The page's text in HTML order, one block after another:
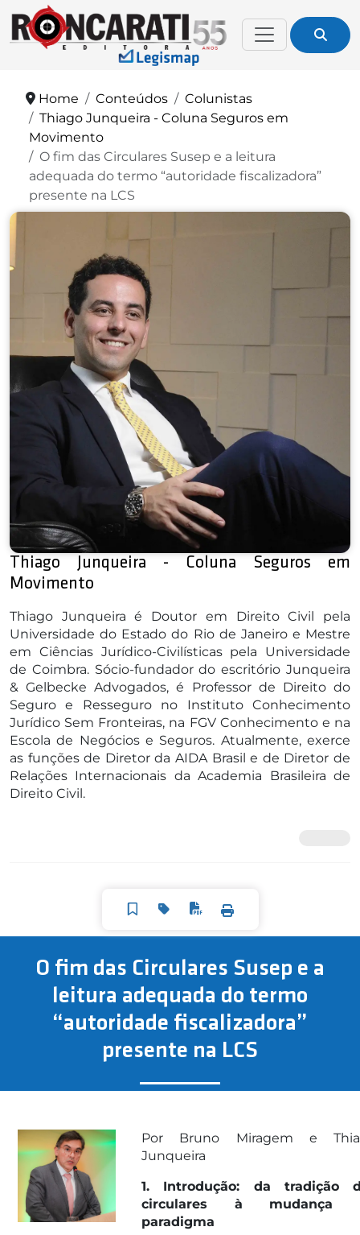
Home Conteúdos
Colunistas
Thiago Junqueira - Coluna Seguros em
Movimento
O fim das Circulares Susep e a leitura
adequada do termo “autoridade fiscalizadora”
presente na LCS
Thiago Junqueira - Coluna Seguros em
Movimento
Thiago Junqueira é Doutor em Direito Civil pela
Universidade do Estado do Rio de Janeiro e Mestre
em Ciências Jurídico-Civilísticas pela Universidade
de Coimbra. Sócio-fundador do escritório Junqueira
& Gelbecke Advogados, é Professor de Direito do
Seguro e Resseguro no Instituto Conhecimento
Jurídico Sem Fronteiras, na FGV Conhecimento e na
Escola de Negócios e Seguros. Atualmente, exerce
as funções de Diretor da AIDA Brasil e de Diretor de
Relações Internacionais da Academia Brasileira de
Direito Civil.
O fim das Circulares Susep e a
leitura adequada do termo
“autoridade fiscalizadora”
presente na LCS
Por Bruno Miragem e
Junqueira
1. Introdução: da tradição
circulares à mudança
paradigma